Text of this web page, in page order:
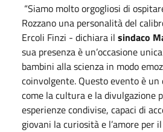
“Siamo molto orgogliosi di
Rozzano una personalità del
Ercoli Finzi - dichiara il sindaco
sua presenza è un’occasione
bambini alla scienza in modo
coinvolgente. Questo evento è un
come la cultura e la divulgazione
esperienze condivise, capaci di
giovani la curiosità e l’amore per